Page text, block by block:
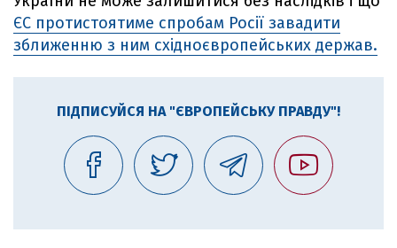
ЄС протистоятиме спробам Росії завадити
зближенню з ним східноєвропейських держав.
ПІДПИСУЙСЯ НА "ЄВРОПЕЙСЬКУ ПРАВДУ"!